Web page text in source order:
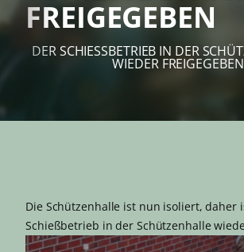
REIGEGEBEN
DER SCHIESSBETRIEB IN DER
IEDER FREIGEGEBEN
Die Schützenhalle ist nun isoliert, daher
Schießbetrieb in der Schützenhalle